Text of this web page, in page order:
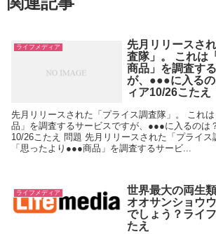
ライフメディア
先月リリースさ
査隊」。 これは
商品」を調査す
が、●●●に入る
ィア10/26こたえ
先月リリースされた「プライス調査隊」。 これ
品」を調査するサービスですが、●●●に入るのは
10/26こたえ 問題 先月リリースされた「プライス
「思ったより●●●商品」を調査するサービ...
ライフメディア
世界最大の両生
オオサンショウ
でしょう？ライ
たえ